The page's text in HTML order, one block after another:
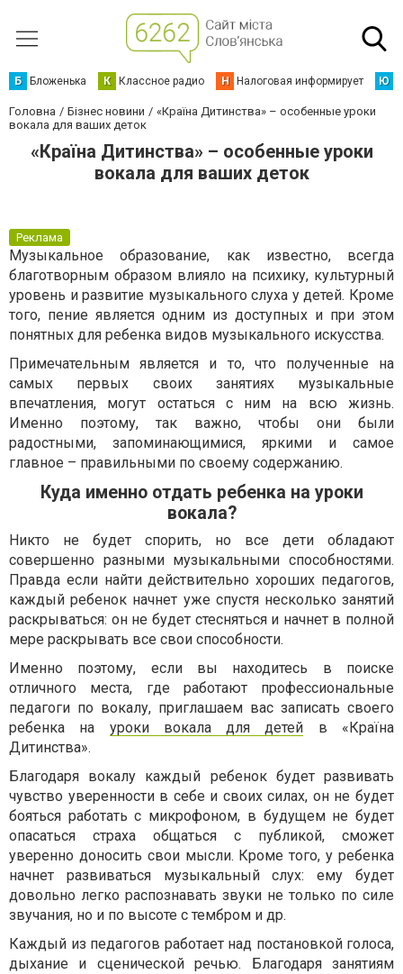
Б Бложенька К Классное радио Н Налоговая информирует Ю
Головна Бізнес новини
«Країна Дитинства» – особенные уроки
вокала для ваших деток
«Країна Дитинства» – особенные уроки
вокала для ваших деток
Реклама
Музыкальное образование, как известно, всегда
благотворным образом влияло на психику, культурный
уровень и развитие музыкального слуха у детей. Кроме
того, пение является одним из доступных и при этом
понятных для ребенка видов музыкального искусства.
Примечательным является и то, что полученные на
самых первых своих занятиях музыкальные
впечатления, могут остаться с ним на всю жизнь.
Именно поэтому, так важно, чтобы они были
радостными, запоминающимися, яркими и самое
главное – правильными по своему содержанию.
Куда именно отдать ребенка на уроки
вокала?
Никто не будет спорить, но все дети обладают
совершенно разными музыкальными способностями.
Правда если найти действительно хороших педагогов,
каждый ребенок начнет уже спустя несколько занятий
раскрываться: он не будет стесняться и начнет в полной
мере раскрывать все свои способности.
Именно поэтому, если вы находитесь в поиске
отличного места, где работают профессиональные
педагоги по вокалу, приглашаем вас записать своего
ребенка на уроки вокала для детей в «Країна
Дитинства».
Благодаря вокалу каждый ребенок будет развивать
чувство уверенности в себе и своих силах, он не будет
бояться работать с микрофоном, в будущем не будет
опасаться страха общаться с публикой, сможет
уверенно доносить свои мысли. Кроме того, у ребенка
начнет развиваться музыкальный слух: ему будет
довольно легко распознавать звуки не только по силе
звучания, но и по высоте с тембром и др.
Каждый из педагогов работает над постановкой голоса,
дыхание и сценической речью. Благодаря занятиям